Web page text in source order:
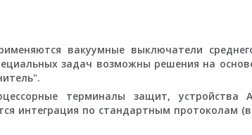
вакуумные выключатели
задач возможны решения на
терминалы защит, устройства
интеграция по стандартным протоколам (в